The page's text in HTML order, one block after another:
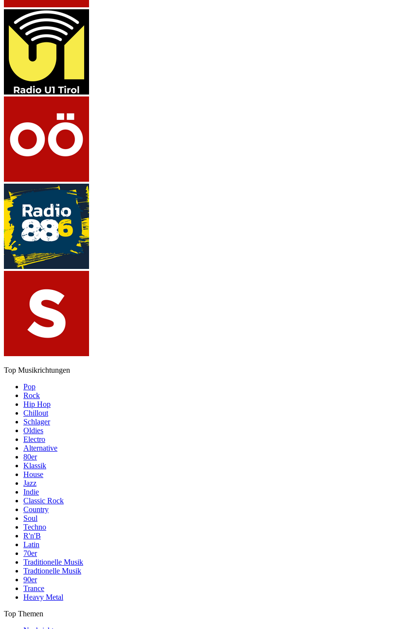
Top Musikrichtungen
Pop
Rock
Hip Hop
Chillout
Schlager
Oldies
Electro
Alternative
80er
Klassik
House
Jazz
Indie
Classic Rock
Country
Soul
Techno
R'n'B
Latin
70er
Traditionelle Musik
Tradtionelle Musik
90er
Trance
Heavy Metal
Top Themen